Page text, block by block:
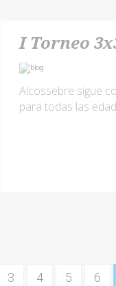
I Torneo
Alcossebre sigue
para todas las
3 4 5 6